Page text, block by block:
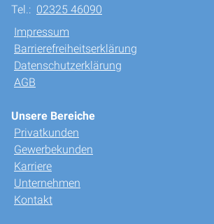
Tel.: 02325 46090
Impressum
Barrierefreiheitserklärung
Datenschutzerklärung
AGB
Unsere Bereiche
Privatkunden
Gewerbekunden
Karriere
Unternehmen
Kontakt